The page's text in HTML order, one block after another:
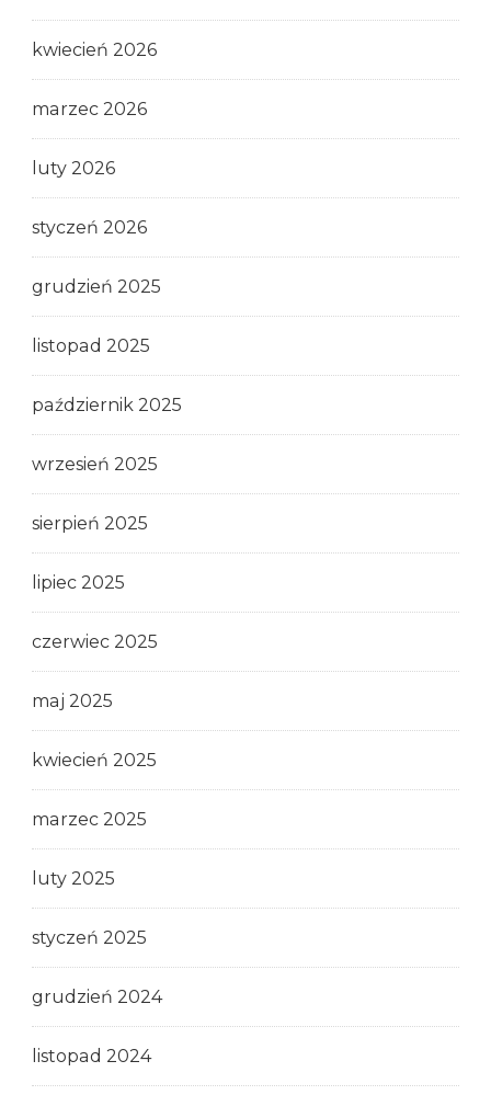
kwiecień 2026
marzec 2026
luty 2026
styczeń 2026
grudzień 2025
listopad 2025
październik 2025
wrzesień 2025
sierpień 2025
lipiec 2025
czerwiec 2025
maj 2025
kwiecień 2025
marzec 2025
luty 2025
styczeń 2025
grudzień 2024
listopad 2024